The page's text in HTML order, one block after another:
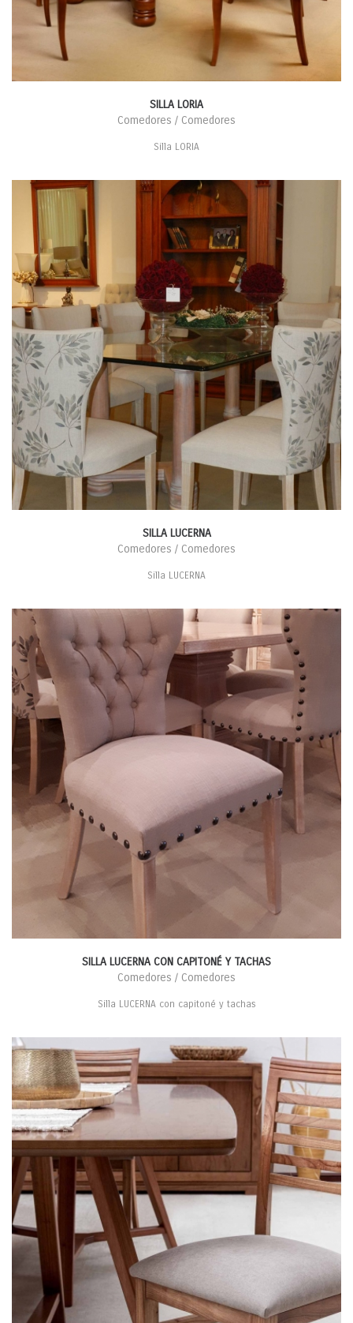
SILLA LORIA
Comedores / Comedores
Silla LORIA
SILLA LUCERNA
Comedores / Comedores
Silla LUCERNA
SILLA LUCERNA CON CAPITONÉ Y TACHAS
Comedores / Comedores
Silla LUCERNA con capitoné y tachas